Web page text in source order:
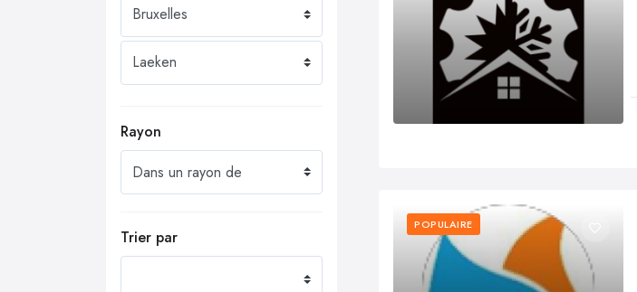
Rayon
Trier par
POPULAIRE